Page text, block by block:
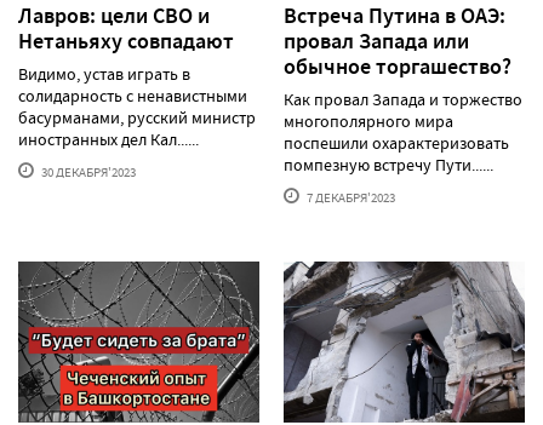
Лавров: цели СВО и
Нетаньяху совпадают
Видимо, устав играть в
солидарность с ненавистными
басурманами, русский министр
иностранных дел Кал......
30 ДЕКАБРЯ'2023
Встреча Путина в ОАЭ:
провал Запада или
обычное торгашество?
Как провал Запада и торжество
многополярного мира
поспешили охарактеризовать
помпезную встречу Пути......
7 ДЕКАБРЯ'2023